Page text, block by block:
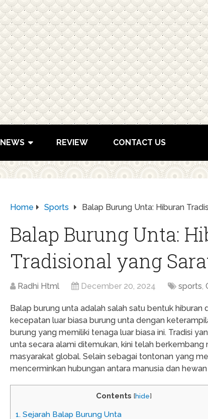
NEWS REVIEW CONTACT US
Home Sports Balap Burung Unta: Hiburan
Balap Burung Unta:
Tradisional yang
Radhi Html December 20, 2024 sports,
Balap burung unta adalah salah satu bentuk hiburan
kecepatan luar biasa burung unta dengan
burung yang memiliki tenaga luar biasa ini. Tradisi
unta secara alami ditemukan, kini telah
masyarakat global. Selain sebagai tontonan yang
mencerminkan hubungan antara manusia dan
Contents [hide]
1. Sejarah Balap Burung Unta